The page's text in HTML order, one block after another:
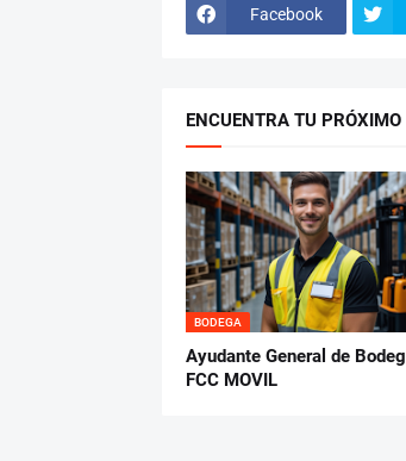
Facebook
ENCUENTRA TU PRÓXIMO
BODEGA
Ayudante General de
FCC MOVIL